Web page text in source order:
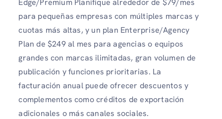
para pequeñas empresas con múltiples marcas y
cuotas más altas, y un plan Enterprise/Agency
Plan de $249 al mes para agencias o equipos
grandes con marcas ilimitadas, gran volumen de
publicación y funciones prioritarias. La
facturación anual puede ofrecer descuentos y
complementos como créditos de exportación
adicionales o más canales sociales.